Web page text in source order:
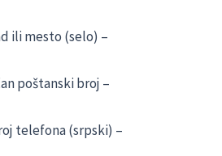
ili mesto (selo) –
poštanski broj –
telefona (srpski) –